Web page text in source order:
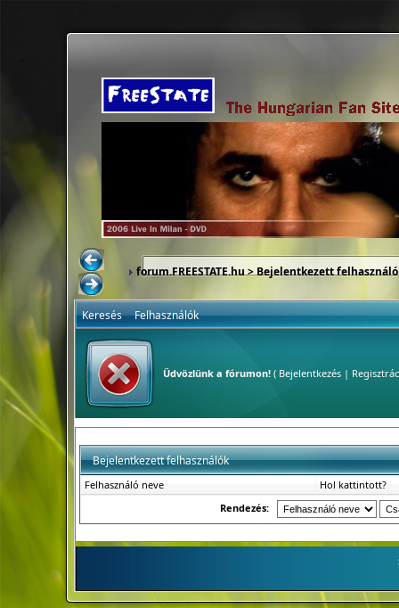
forum.FREESTATE.hu> Bejelentkezett
Keresés Felhasználók
Üdvözlünk a fórumon!( Bejelentkezés|
Bejelentkezett felhasználók
Felhasználó neve
Hol kattintott?
Rendezés: